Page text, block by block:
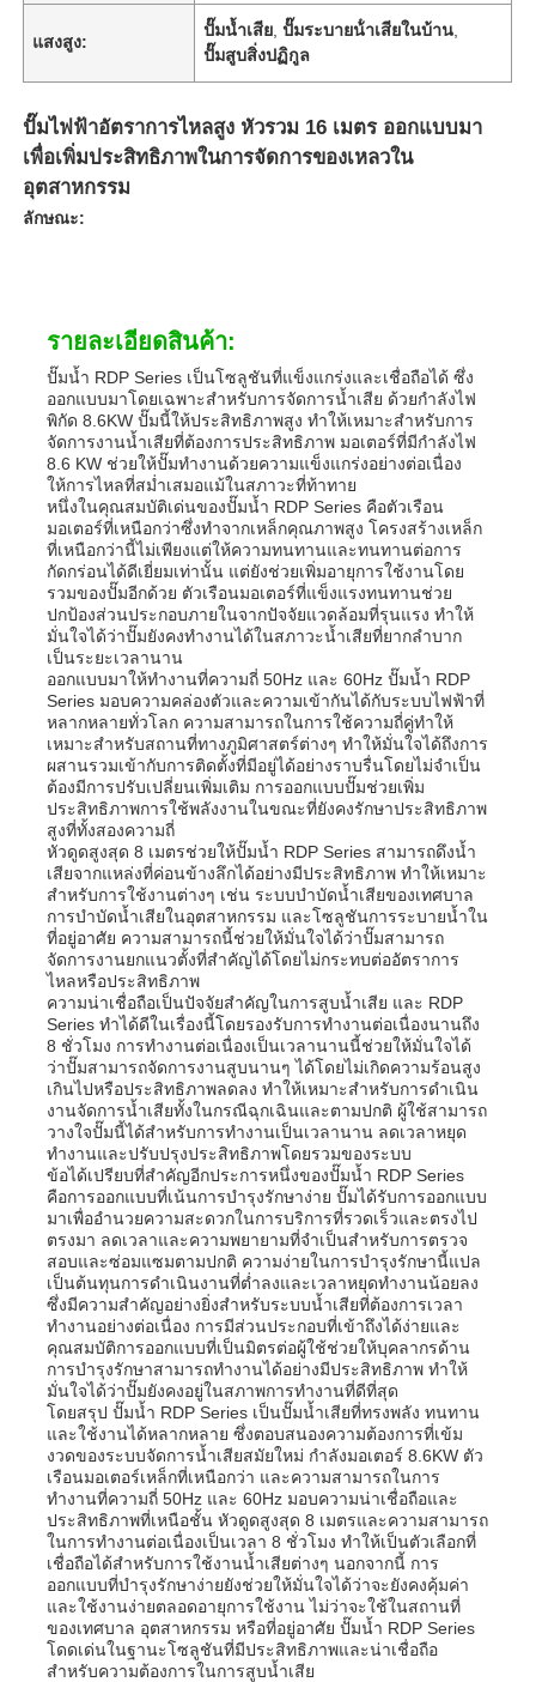
บ้าน
ผลิตภัณฑ์
วิดีโอ
เกี่ยวกับเรา
ทัวร์โรงงาน
ควบคุมคุณภาพ
ติดต่อเรา
ข่าว
ทุกกรณี
ขออ้าง
ชุดเครื่องกำเนิดไฟฟ้าดีเซล
แสงสูง:
ปั๊มน้ำเสีย ,ปั๊มระบายน้ําเสียในบ้าน
ปั๊มสูบสิ่งปฏิกูล
ปั๊มไฟฟ้าอัตราการไหลสูง หัวรวม 16 เมตร ออกแบบมา
เพื่อเพิ่มประสิทธิภาพในการจัดการของเหลวใน
อุตสาหกรรม
ลักษณะ:
รายละเอียดสินค้า:
ปั๊มน้ำ RDP Series เป็นโซลูชันที่แข็งแกร่งและเชื่อถือได้ ซึ่ง
ออกแบบมาโดยเฉพาะสำหรับการจัดการน้ำเสีย ด้วยกำลังไฟ
พิกัด 8.6KW ปั๊มนี้ให้ประสิทธิภาพสูง ทำให้เหมาะสำหรับการ
จัดการงานน้ำเสียที่ต้องการประสิทธิภาพ มอเตอร์ที่มีกำลังไฟ
8.6 KW ช่วยให้ปั๊มทำงานด้วยความแข็งแกร่งอย่างต่อเนื่อง
ให้การไหลที่สม่ำเสมอแม้ในสภาวะที่ท้าทาย
หนึ่งในคุณสมบัติเด่นของปั๊มน้ำ RDP Series คือตัวเรือน
มอเตอร์ที่เหนือกว่าซึ่งทำจากเหล็กคุณภาพสูง โครงสร้างเหล็ก
ที่เหนือกว่านี้ไม่เพียงแต่ให้ความทนทานและทนทานต่อการ
กัดกร่อนได้ดีเยี่ยมเท่านั้น แต่ยังช่วยเพิ่มอายุการใช้งานโดย
รวมของปั๊มอีกด้วย ตัวเรือนมอเตอร์ที่แข็งแรงทนทานช่วย
ปกป้องส่วนประกอบภายในจากปัจจัยแวดล้อมที่รุนแรง ทำให้
มั่นใจได้ว่าปั๊มยังคงทำงานได้ในสภาวะน้ำเสียที่ยากลำบาก
เป็นระยะเวลานาน
ออกแบบมาให้ทำงานที่ความถี่ 50Hz และ 60Hz ปั๊มน้ำ RDP
Series มอบความคล่องตัวและความเข้ากันได้กับระบบไฟฟ้าที่
หลากหลายทั่วโลก ความสามารถในการใช้ความถี่คู่ทำให้
เหมาะสำหรับสถานที่ทางภูมิศาสตร์ต่างๆ ทำให้มั่นใจได้ถึงการ
ผสานรวมเข้ากับการติดตั้งที่มีอยู่ได้อย่างราบรื่นโดยไม่จำเป็น
ต้องมีการปรับเปลี่ยนเพิ่มเติม การออกแบบปั๊มช่วยเพิ่ม
ประสิทธิภาพการใช้พลังงานในขณะที่ยังคงรักษาประสิทธิภาพ
สูงที่ทั้งสองความถี่
หัวดูดสูงสุด 8 เมตรช่วยให้ปั๊มน้ำ RDP Series สามารถดึงน้ำ
เสียจากแหล่งที่ค่อนข้างลึกได้อย่างมีประสิทธิภาพ ทำให้เหมาะ
สำหรับการใช้งานต่างๆ เช่น ระบบบำบัดน้ำเสียของเทศบาล
การบำบัดน้ำเสียในอุตสาหกรรม และโซลูชันการระบายน้ำใน
ที่อยู่อาศัย ความสามารถนี้ช่วยให้มั่นใจได้ว่าปั๊มสามารถ
จัดการงานยกแนวตั้งที่สำคัญได้โดยไม่กระทบต่ออัตราการ
ไหลหรือประสิทธิภาพ
ความน่าเชื่อถือเป็นปัจจัยสำคัญในการสูบน้ำเสีย และ RDP
Series ทำได้ดีในเรื่องนี้โดยรองรับการทำงานต่อเนื่องนานถึง
8 ชั่วโมง การทำงานต่อเนื่องเป็นเวลานานนี้ช่วยให้มั่นใจได้
ว่าปั๊มสามารถจัดการงานสูบนานๆ ได้โดยไม่เกิดความร้อนสูง
เกินไปหรือประสิทธิภาพลดลง ทำให้เหมาะสำหรับการดำเนิน
งานจัดการน้ำเสียทั้งในกรณีฉุกเฉินและตามปกติ ผู้ใช้สามารถ
วางใจปั๊มนี้ได้สำหรับการทำงานเป็นเวลานาน ลดเวลาหยุด
ทำงานและปรับปรุงประสิทธิภาพโดยรวมของระบบ
ข้อได้เปรียบที่สำคัญอีกประการหนึ่งของปั๊มน้ำ RDP Series
คือการออกแบบที่เน้นการบำรุงรักษาง่าย ปั๊มได้รับการออกแบบ
มาเพื่ออำนวยความสะดวกในการบริการที่รวดเร็วและตรงไป
ตรงมา ลดเวลาและความพยายามที่จำเป็นสำหรับการตรวจ
สอบและซ่อมแซมตามปกติ ความง่ายในการบำรุงรักษานี้แปล
เป็นต้นทุนการดำเนินงานที่ต่ำลงและเวลาหยุดทำงานน้อยลง
ซึ่งมีความสำคัญอย่างยิ่งสำหรับระบบน้ำเสียที่ต้องการเวลา
ทำงานอย่างต่อเนื่อง การมีส่วนประกอบที่เข้าถึงได้ง่ายและ
คุณสมบัติการออกแบบที่เป็นมิตรต่อผู้ใช้ช่วยให้บุคลากรด้าน
การบำรุงรักษาสามารถทำงานได้อย่างมีประสิทธิภาพ ทำให้
มั่นใจได้ว่าปั๊มยังคงอยู่ในสภาพการทำงานที่ดีที่สุด
โดยสรุป ปั๊มน้ำ RDP Series เป็นปั๊มน้ำเสียที่ทรงพลัง ทนทาน
และใช้งานได้หลากหลาย ซึ่งตอบสนองความต้องการที่เข้ม
งวดของระบบจัดการน้ำเสียสมัยใหม่ กำลังมอเตอร์ 8.6KW ตัว
เรือนมอเตอร์เหล็กที่เหนือกว่า และความสามารถในการ
ทำงานที่ความถี่ 50Hz และ 60Hz มอบความน่าเชื่อถือและ
ประสิทธิภาพที่เหนือชั้น หัวดูดสูงสุด 8 เมตรและความสามารถ
ในการทำงานต่อเนื่องเป็นเวลา 8 ชั่วโมง ทำให้เป็นตัวเลือกที่
เชื่อถือได้สำหรับการใช้งานน้ำเสียต่างๆ นอกจากนี้ การ
ออกแบบที่บำรุงรักษาง่ายยังช่วยให้มั่นใจได้ว่าจะยังคงคุ้มค่า
และใช้งานง่ายตลอดอายุการใช้งาน ไม่ว่าจะใช้ในสถานที่
ของเทศบาล อุตสาหกรรม หรือที่อยู่อาศัย ปั๊มน้ำ RDP Series
โดดเด่นในฐานะโซลูชันที่มีประสิทธิภาพและน่าเชื่อถือ
สำหรับความต้องการในการสูบน้ำเสีย